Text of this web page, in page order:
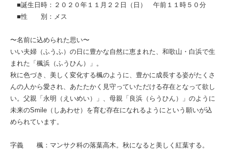
■誕生日時：２０２０年１１月２２日（日） 午前１１時５０分
■性 別：メス
〜名前に込められた思い〜
いい夫婦（ふうふ）の日に豊かな自然に恵まれた、和歌山・白浜で生
まれた「楓浜（ふうひん）」。
秋に色づき、美しく変化する楓のように、豊かに成長する姿がたくさ
んの人から愛され、あたたかく見守っていただける存在となって欲し
い。父親「永明（えいめい）」、母親「良浜（らうひん）」のように
未来のSmile（しあわせ）を育む存在になれるようにという願いが込
められています。
字義 楓：マンサク科の落葉高木。秋になると美しく紅葉する。